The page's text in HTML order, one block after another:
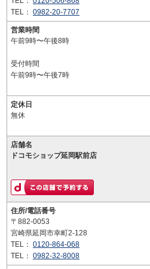
TEL： 0982-20-7707
営業時間
午前9時〜午後8時
受付時間
午前9時〜午後7時
定休日
無休
店舗名
ドコモショップ延岡駅前店
住所/電話番号
〒882-0053
宮崎県延岡市幸町2-128
TEL： 0120-864-068
TEL： 0982-32-8008